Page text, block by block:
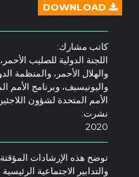
DOWNLOAD
كاتب مشارك:
اللجنة الدولية للصليب
والهلال الأحمر، والمنظمة
واليونيسيف، وبرنامج الأمم
الأمم المتحدة لشؤون
نشرت:
2020
توضح هذه الإرشادات